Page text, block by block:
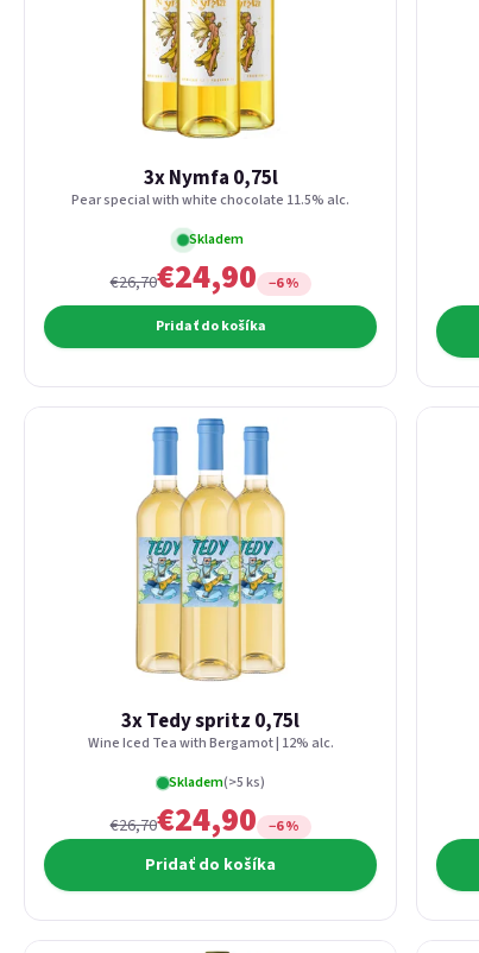
3x Nymfa 0,75l
Pear special with white chocolate 11.5% alc.
Skladem
€26,70€24,90 −6 %
Pridať do košíka
3x Tedy spritz 0,75l
Wine Iced Tea with Bergamot | 12% alc.
Skladem(>5 ks)
€26,70€24,90 −6 %
Pridať do košíka